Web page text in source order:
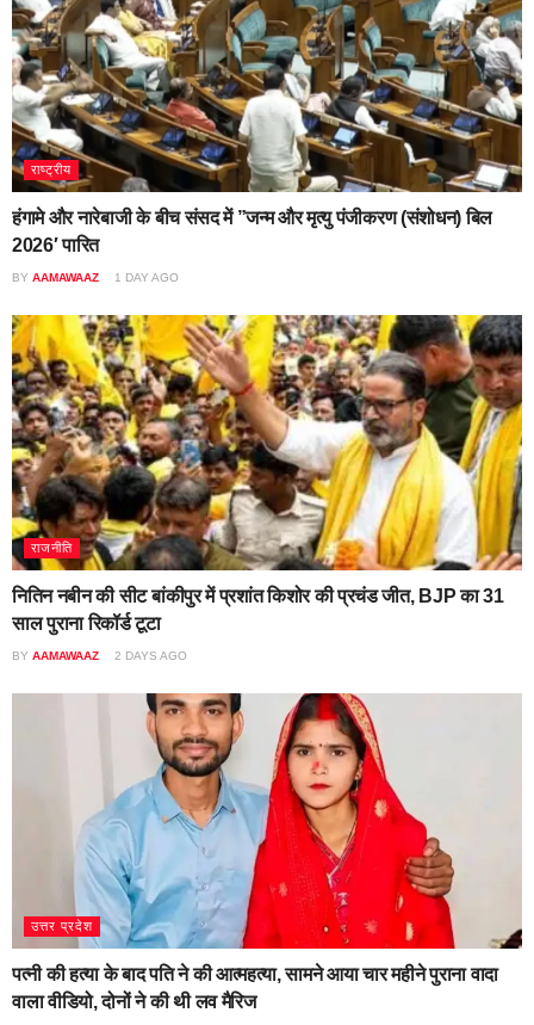
राष्ट्रीय
हंगामे और नारेबाजी के बीच संसद में ”जन्म और मृत्यु पंजीकरण (संशोधन) बिल
2026′ पारित
BY AAMAWAAZ 1 DAY AGO
राजनीति
नितिन नबीन की सीट बांकीपुर में प्रशांत किशोर की प्रचंड जीत, BJP का 31
साल पुराना रिकॉर्ड टूटा
BY AAMAWAAZ 2 DAYS AGO
उत्तर प्रदेश
पत्नी की हत्या के बाद पति ने की आत्महत्या, सामने आया चार महीने पुराना वादा
वाला वीडियो, दोनों ने की थी लव मैरिज